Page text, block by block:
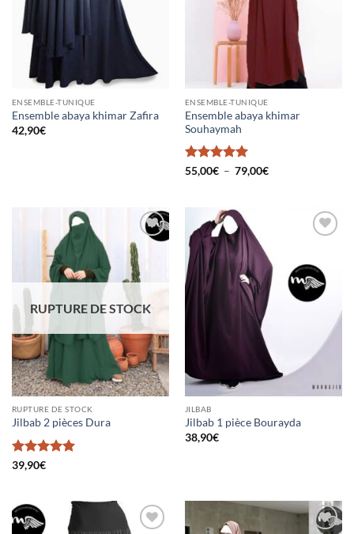
ENSEMBLE-TUNIQUE
Ensemble abaya khimar Zafira
42,90€
ENSEMBLE-TUNIQUE
Ensemble abaya khimar
Souhaymah
Note5 sur
55,00€ – 79,00€Plage
Ajouter
à la liste
d’envies
RUPTURE DE STOCK
RUPTURE DE STOCK
Jilbab 2 pièces Dura
Note5
39,90€
d’envies
JILBAB
Jilbab 1 pièce Bourayda
38,90€